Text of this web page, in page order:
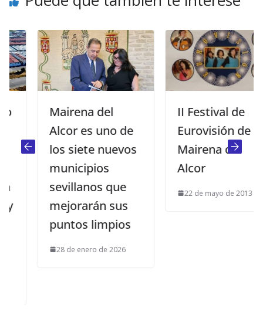
Mairena del
Alcor es uno de
los siete nuevos
municipios
sevillanos que
mejorarán sus
puntos limpios
28 de enero de 2026
II Festival de
Eurovisión de
Mairena del
Alcor
22 de mayo de 2013